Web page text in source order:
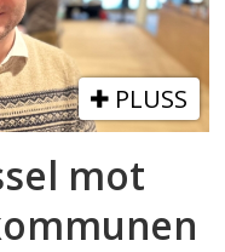
PLUSS
mot